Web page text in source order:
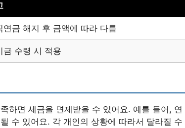
연금 해지 후 금액에 따라 다름
금 수령 시 적용
하면 세금을 면제받을 수 있어요. 예를 들어, 연
수 있어요. 각 개인의 상황에 따라서 달라질 수